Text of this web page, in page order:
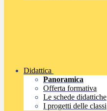
Didattica
Panoramica
Offerta formativa
Le schede didattiche
I progetti delle classi